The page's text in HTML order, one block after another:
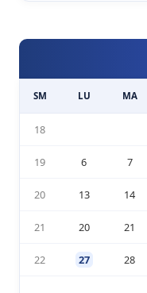
SM LU MA
18
19 6 7
20 13 14
21 20 21
22 27 28